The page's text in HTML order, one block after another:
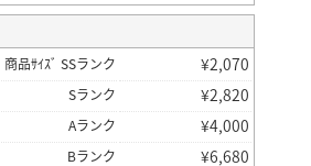
商品ｻｲｽﾞ SSランク ¥2,070
Sランク ¥2,820
Aランク ¥4,000
Bランク ¥6,680